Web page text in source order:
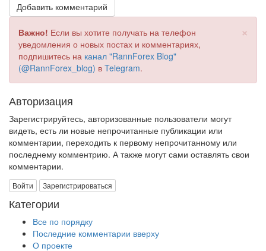
Добавить комментарий
×
Важно! Если вы хотите получать на телефон
уведомления о новых постах и комментариях,
подпишитесь на канал "RannForex Blog"
(@RannForex_blog) в Telegram.
Авторизация
Зарегистрируйтесь, авторизованные пользователи могут
видеть, есть ли новые непрочитанные публикации или
комментарии, переходить к первому непрочитанному или
последнему комментрию. А также могут сами оставлять свои
комментарии.
Войти Зарегистрироваться
Категории
Все по порядку
Последние комментарии вверху
О проекте